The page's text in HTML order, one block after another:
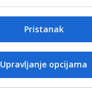
Pristanak
Upravljanje opcijama